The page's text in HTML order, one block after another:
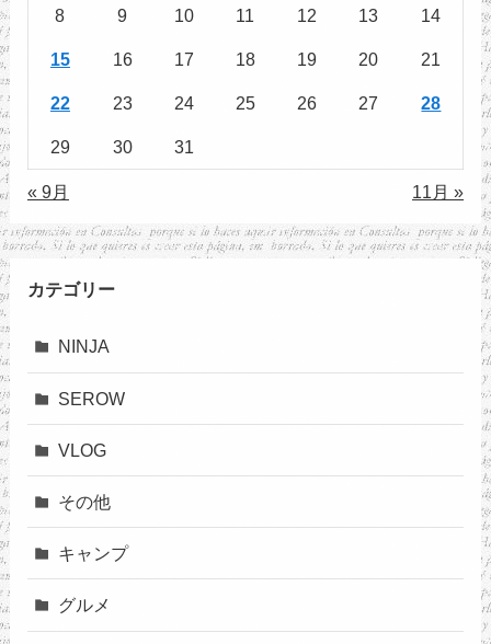
8 9 10 11 12 13 14
15 16 17 18 19 20 21
22 23 24 25 26 27 28
29 30 31
« 9月 11月 »
カテゴリー
NINJA
SEROW
VLOG
その他
キャンプ
グルメ